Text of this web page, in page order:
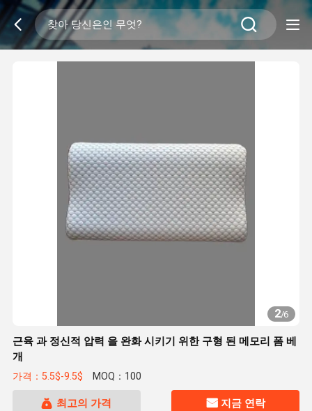
2/6
근육 과 정신적 압력 을 완화 시키기 위한 구형 된 메모리 폼 베
개
가격：5.5$-9.5$ MOQ：100
최고의 가격 지금 연락